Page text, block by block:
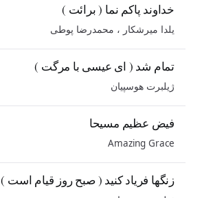
خداوند پاکم نما ( برائت )
یلدا میرشکار ، محمدرضا پوطی
تمام شد ( ای عیسی با مرگت )
ژیلبرت هوسپیان
فیض عظیم مسیحا
Amazing Grace
زنگها فریاد کنید ( صبح روز قیام است )